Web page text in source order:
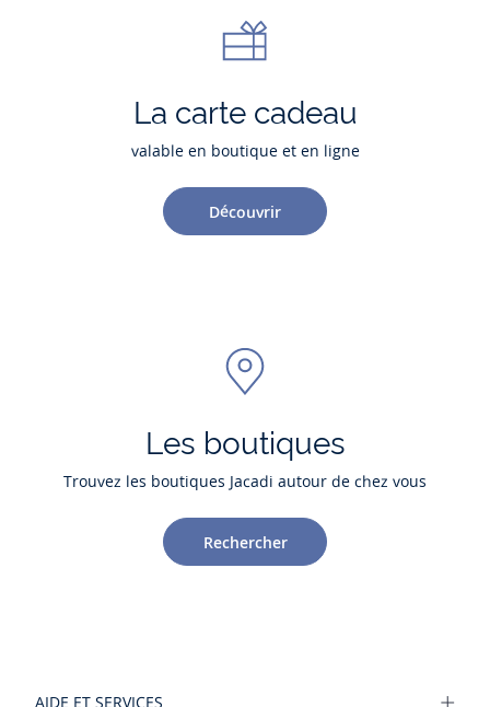
La carte cadeau
valable en boutique et en ligne
Découvrir
Les boutiques
Trouvez les boutiques Jacadi autour de chez vous
Rechercher
AIDE ET SERVICES